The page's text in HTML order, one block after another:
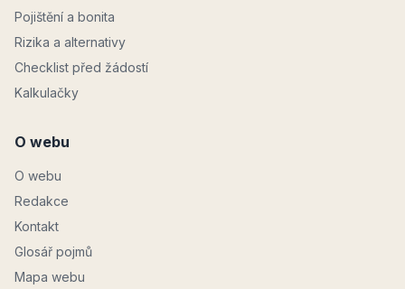
Pojištění a bonita
Rizika a alternativy
Checklist před žádostí
Kalkulačky
O webu
O webu
Redakce
Kontakt
Glosář pojmů
Mapa webu